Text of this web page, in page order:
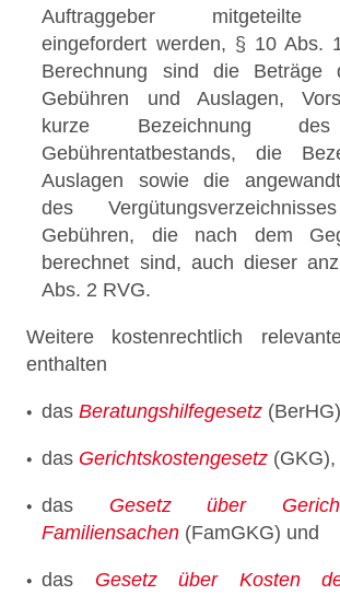
Auftraggeber mitgeteilte
eingefordert werden, § 10 Abs.
Berechnung sind die Beträge
Gebühren und Auslagen,
kurze Bezeichnung des
Gebührentatbestands, die
Auslagen sowie die
des
Gebühren, die nach dem
berechnet sind, auch dieser
Abs. 2 RVG.
Weitere kostenrechtlich
enthalten
dasBeratungshilfegesetz
das Gerichtskostengesetz (GKG),
das Gesetz über
Familiensachen (FamGKG) und
das Gesetz über Kosten